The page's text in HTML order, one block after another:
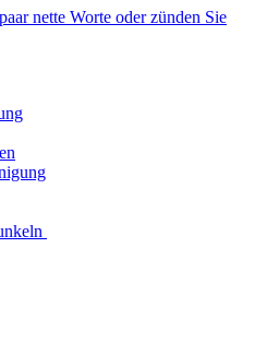
nette Worte oder zünden Sie